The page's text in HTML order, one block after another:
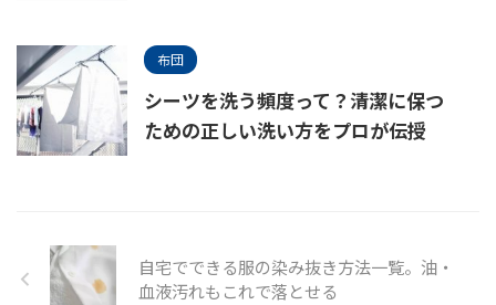
布団
シーツを洗う頻度って？清潔に保つ
ための正しい洗い方をプロが伝授
自宅でできる服の染み抜き方法一覧。油・
血液汚れもこれで落とせる